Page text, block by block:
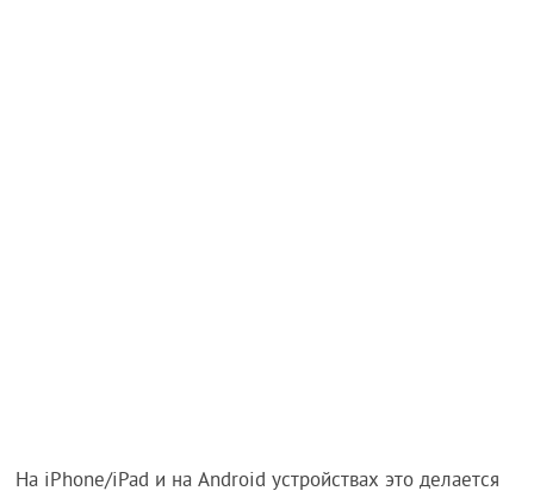
На iPhone/iPad и на Android устройствах это делается